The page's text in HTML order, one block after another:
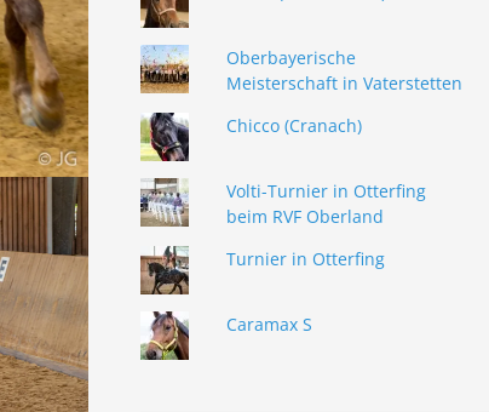
Oberbayerische
Meisterschaft in Vaterstetten
Chicco (Cranach)
Volti-Turnier in Otterfing
beim RVF Oberland
Turnier in Otterfing
Caramax S